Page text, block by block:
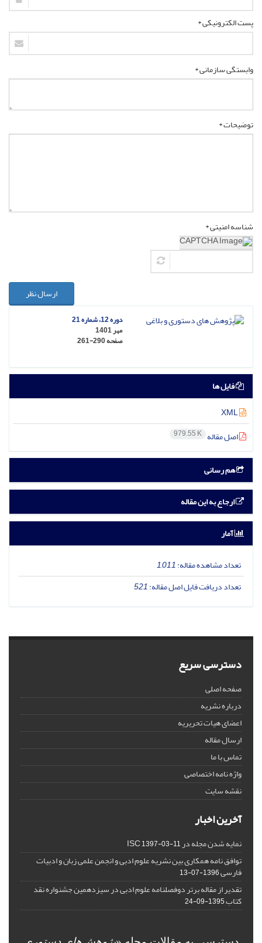
پست الکترونیکی *
وابستگی سازمانی *
توضیحات *
شناسه امنیتی *
ارسال نظر
دوره 12، شماره 21
مهر 1401
صفحه261-290
فایل ها
اصل مقاله 979.55 K
هم رسانی
ارجاع به این مقاله
آمار
تعداد مشاهده مقاله:1,011
تعداد دریافت فایل اصل مقاله:521
دسترسی سریع
صفحه اصلی
درباره نشریه
اعضای هیات تحریریه
ارسال مقاله
تماس با ما
واژه نامه اختصاصی
نقشه سایت
آخرین اخبار
نمایه شدن مجله در ISC1397-03-11
توافق نامه همکاری بین نشریه علوم ادبی و انجمن علمی زبان و ادبیات
فارسی1396-07-13
تقدیر از مقاله برتر دوفصلنامه علوم ادبی در سیزدهمین جشنواره نقد
کتاب1395-09-24